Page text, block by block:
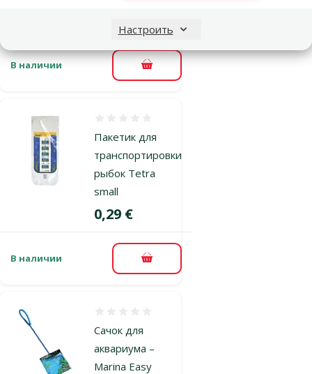
Настроить
В наличии В корзину
Пакетик для
транспортировки
рыбок Tetra
small
Цена
0,29 €
В наличии В корзину
Сачок для
аквариума –
Marina Easy